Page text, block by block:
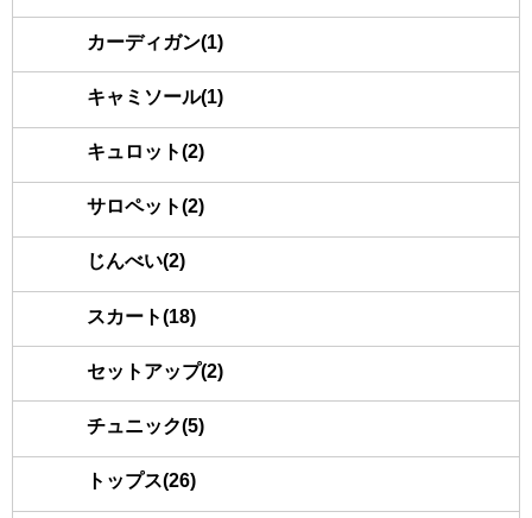
カーディガン(1)
キャミソール(1)
キュロット(2)
サロペット(2)
じんべい(2)
スカート(18)
セットアップ(2)
チュニック(5)
トップス(26)